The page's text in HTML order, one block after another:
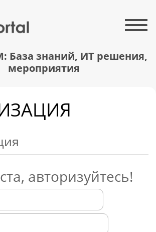
База знаний, ИТ решения,
мероприятия
авторизуйтесь!